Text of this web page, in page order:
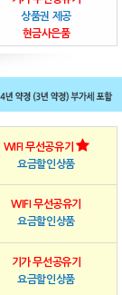
상품권 제공
현금사은품
WIFI 무선공유기
요금할인상품
WIFI 무선공유기
요금할인상품
기가 무선공유기
요금할인상품